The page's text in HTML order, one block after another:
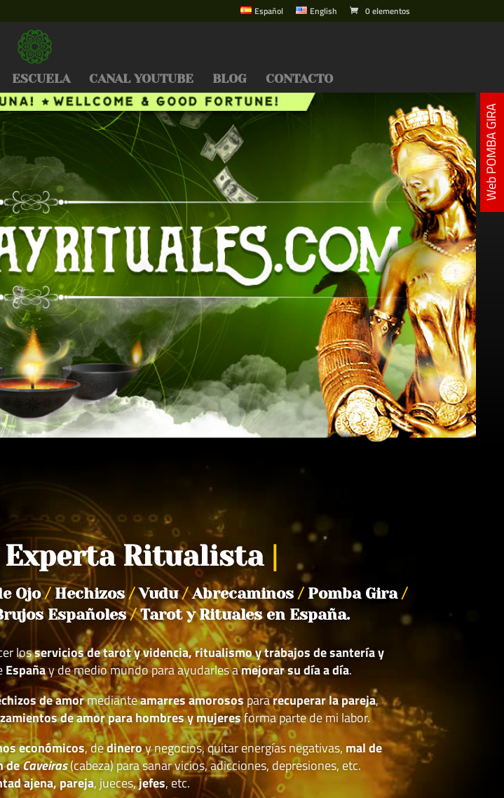
Español English 0 elementos
ESCUELA CANAL YOUTUBE BLOG CONTACTO
Experta Ritualista
Ojo/Hechizos/Vudu/Abrecaminos /Pomba Gira /
Españoles/Tarot y Rituales en España.
losservicios de tarot y videncia, ritualismo y trabajos de santería y
Españay de medio mundo para ayudarles amejorar su día a día.
de amormedianteamarres amorosospararecuperar la pareja,
de amor para hombres y mujeresforma parte de mi labor.
económicos, dedineroy negocios, quitar energías negativas, mal de
deCaveiras(cabeza) para sanar vicios, adicciones, depresiones, etc.
ajena, pareja, jueces,jefes, etc.
Web POMBA GIRA